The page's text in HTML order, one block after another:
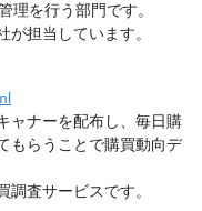
理を行う部門です。
担当しています。
ャナーを配布し、毎日購
もらうことで購買動向デ
査サービスです。